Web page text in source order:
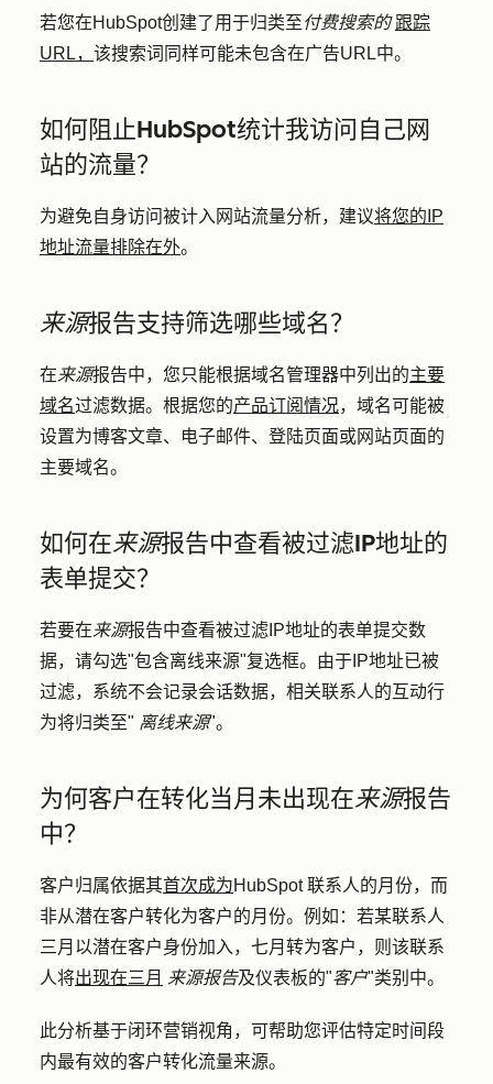
若您在HubSpot创建了用于归类至付费搜索的 跟踪
URL， 该搜索词同样可能未包含在广告URL中。
如何阻止HubSpot统计我访问自己网
站的流量？
为避免自身访问被计入网站流量分析，建议将您的IP
地址流量排除在外。
来源报告支持筛选哪些域名？
在来源报告中，您只能根据域名管理器中列出的主要
域名过滤数据。根据您的产品订阅情况，域名可能被
设置为博客文章、电子邮件、登陆页面或网站页面的
主要域名。
如何在来源报告中查看被过滤IP地址的
表单提交？
若要在来源报告中查看被过滤IP地址的表单提交数
据，请勾选"包含离线来源"复选框。由于IP地址已被
过滤，系统不会记录会话数据，相关联系人的互动行
为将归类至" 离线来源"。
为何客户在转化当月未出现在来源报告
中？
客户归属依据其首次成为HubSpot 联系人的月份，而
非从潜在客户转化为客户的月份。例如：若某联系人
三月以潜在客户身份加入，七月转为客户，则该联系
人将出现在三月 来源报告及仪表板的"客户"类别中。
此分析基于闭环营销视角，可帮助您评估特定时间段
内最有效的客户转化流量来源。